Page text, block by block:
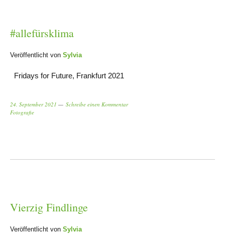
#allefürsklima
Veröffentlicht von Sylvia
Fridays for Future, Frankfurt 2021
24. September 2021
Schreibe einen Kommentar
Fotografie
Vierzig Findlinge
Veröffentlicht von Sylvia